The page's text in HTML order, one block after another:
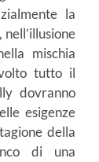
la
mischia
tutto il
dovranno
esigenze
della
di una